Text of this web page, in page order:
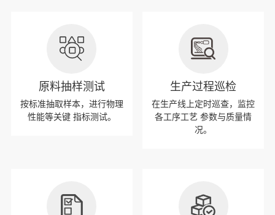
原料抽样测试
按标准抽取样本，进行物理
性能等关键 指标测试。
生产过程巡检
在生产线上定时巡查，监控
各工序工艺 参数与质量情
况。